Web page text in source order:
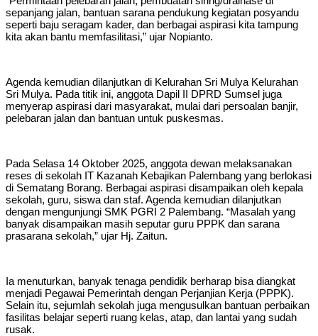
sepanjang jalan, bantuan sarana pendukung kegiatan posyandu
seperti baju seragam kader, dan berbagai aspirasi kita tampung
kita akan bantu memfasilitasi,” ujar Nopianto.
Agenda kemudian dilanjutkan di Kelurahan Sri Mulya Kelurahan
Sri Mulya. Pada titik ini, anggota Dapil II DPRD Sumsel juga
menyerap aspirasi dari masyarakat, mulai dari persoalan banjir,
pelebaran jalan dan bantuan untuk puskesmas.
Pada Selasa 14 Oktober 2025, anggota dewan melaksanakan
reses di sekolah IT Kazanah Kebajikan Palembang yang berlokasi
di Sematang Borang. Berbagai aspirasi disampaikan oleh kepala
sekolah, guru, siswa dan staf. Agenda kemudian dilanjutkan
dengan mengunjungi SMK PGRI 2 Palembang. “Masalah yang
banyak disampaikan masih seputar guru PPPK dan sarana
prasarana sekolah,” ujar Hj. Zaitun.
Ia menuturkan, banyak tenaga pendidik berharap bisa diangkat
menjadi Pegawai Pemerintah dengan Perjanjian Kerja (PPPK).
Selain itu, sejumlah sekolah juga mengusulkan bantuan perbaikan
fasilitas belajar seperti ruang kelas, atap, dan lantai yang sudah
rusak.